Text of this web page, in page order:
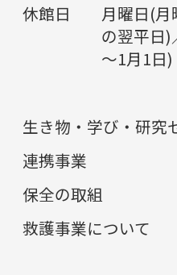
休館日
月曜日(
の翌平日)
～1月1日)
生き物・学び・研究
連携事業
保全の取組
救護事業について